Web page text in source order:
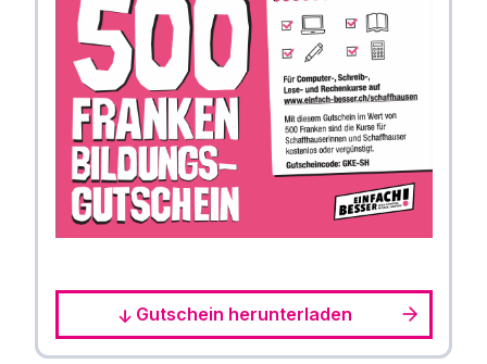
Gutschein herunterladen